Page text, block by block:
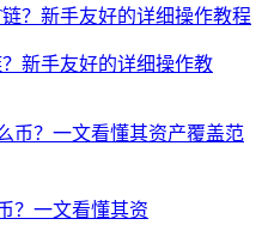
新手友好的详细操作教
？一文看懂其资